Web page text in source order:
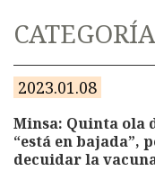
2023.01.08
Minsa: Quinta ola
“está en bajada”,
decuidar la